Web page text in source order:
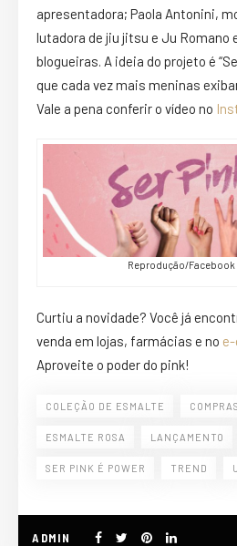
apresentadora; Paola Antonini,
lutadora de jiu jitsu e Ju Romano
blogueiras. A ideia do projeto é
que cada vez mais meninas
Vale a pena conferir o vídeo no
Reprodução/Facebook
Curtiu a novidade? Você já
venda em lojas, farmácias e no
Aproveite o poder do pink!
COLEÇÃO DE ESMALTE COMPRAS
ESMALTE ROSA LANÇAMENTO
SER PINK É POWER TREND
ADMIN